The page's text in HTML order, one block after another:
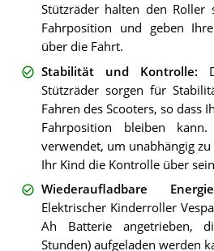
Stützräder halten den
Fahrposition und geben
über die Fahrt.
Stabilität und Kontrolle:
Stützräder sorgen für
Fahren des Scooters, so dass
Fahrposition bleiben
verwendet, um unabhängig zu
Ihr Kind die Kontrolle über
Wiederaufladbare Energie
Elektrischer Kinderroller
Ah Batterie angetrieben,
Stunden) aufgeladen werden